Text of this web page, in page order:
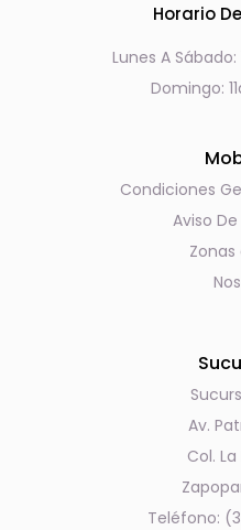
Horario
Lunes A
Domingo:
Condiciones
Aviso
Zonas
Av.
Col.
Teléfono: